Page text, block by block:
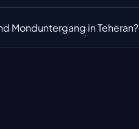
Monduntergang in Teheran?